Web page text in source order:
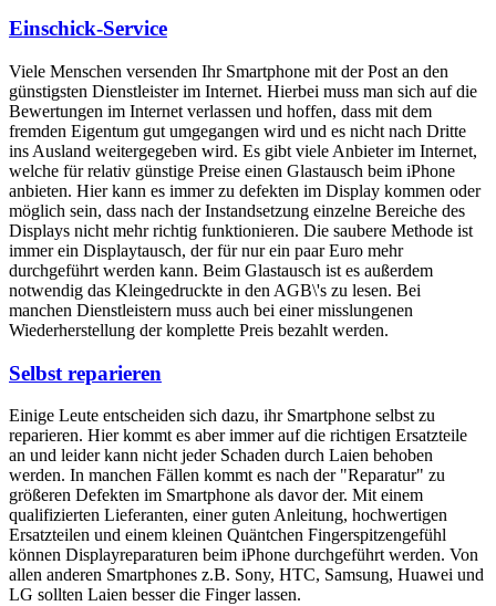
Einschick-Service
Viele Menschen versenden Ihr Smartphone mit der Post an den
günstigsten Dienstleister im Internet. Hierbei muss man sich auf die
Bewertungen im Internet verlassen und hoffen, dass mit dem
fremden Eigentum gut umgegangen wird und es nicht nach Dritte
ins Ausland weitergegeben wird. Es gibt viele Anbieter im Internet,
welche für relativ günstige Preise einen Glastausch beim iPhone
anbieten. Hier kann es immer zu defekten im Display kommen oder
möglich sein, dass nach der Instandsetzung einzelne Bereiche des
Displays nicht mehr richtig funktionieren. Die saubere Methode ist
immer ein Displaytausch, der für nur ein paar Euro mehr
durchgeführt werden kann. Beim Glastausch ist es außerdem
notwendig das Kleingedruckte in den AGB\'s zu lesen. Bei
manchen Dienstleistern muss auch bei einer misslungenen
Wiederherstellung der komplette Preis bezahlt werden.
Selbst reparieren
Einige Leute entscheiden sich dazu, ihr Smartphone selbst zu
reparieren. Hier kommt es aber immer auf die richtigen Ersatzteile
an und leider kann nicht jeder Schaden durch Laien behoben
werden. In manchen Fällen kommt es nach der "Reparatur" zu
größeren Defekten im Smartphone als davor der. Mit einem
qualifizierten Lieferanten, einer guten Anleitung, hochwertigen
Ersatzteilen und einem kleinen Quäntchen Fingerspitzengefühl
können Displayreparaturen beim iPhone durchgeführt werden. Von
allen anderen Smartphones z.B. Sony, HTC, Samsung, Huawei und
LG sollten Laien besser die Finger lassen.